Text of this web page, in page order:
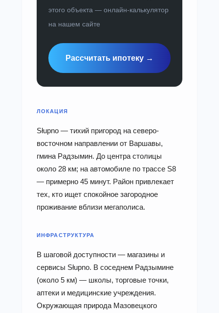
этого объекта — онлайн-калькулятор
на нашем сайте
Рассчитать ипотеку →
ЛОКАЦИЯ
Słupno — тихий пригород на северо-
восточном направлении от Варшавы,
гмина Радзымин. До центра столицы
около 28 км; на автомобиле по трассе S8
— примерно 45 минут. Район привлекает
тех, кто ищет спокойное загородное
проживание вблизи мегаполиса.
ИНФРАСТРУКТУРА
В шаговой доступности — магазины и
сервисы Słupno. В соседнем Радзымине
(около 5 км) — школы, торговые точки,
аптеки и медицинские учреждения.
Окружающая природа Мазовецкого